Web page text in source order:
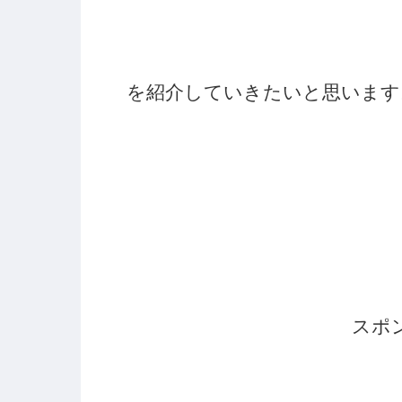
を紹介していきたいと思います
スポ